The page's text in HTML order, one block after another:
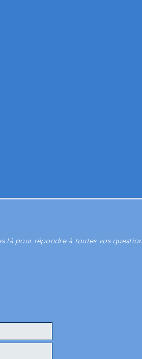
là pour répondre à toutes vos